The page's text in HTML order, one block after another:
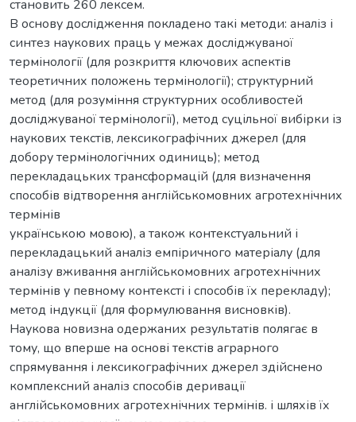
становить 260 лексем.
В основу дослідження покладено такі методи: аналіз і
синтез наукових праць у межах досліджуваної
термінології (для розкриття ключових аспектів
теоретичних положень термінології); структурний
метод (для розуміння структурних особливостей
досліджуваної термінології), метод суцільної вибірки із
наукових текстів, лексикографічних джерел (для
добору термінологічних одиниць); метод
перекладацьких трансформацій (для визначення
способів відтворення англійськомовних агротехнічних
термінів
українською мовою), а також контекстуальний і
перекладацький аналіз емпіричного матеріалу (для
аналізу вживання англійськомовних агротехнічних
термінів у певному контексті і способів їх перекладу);
метод індукції (для формулювання висновків).
Наукова новизна одержаних результатів полягає в
тому, що вперше на основі текстів аграрного
спрямування і лексикографічних джерел здійснено
комплексний аналіз способів деривації
англійськомовних агротехнічних термінів. і шляхів їх